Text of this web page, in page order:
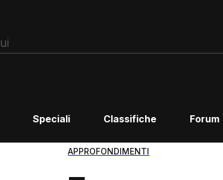
Speciali Classifiche Forum
APPROFONDIMENTI